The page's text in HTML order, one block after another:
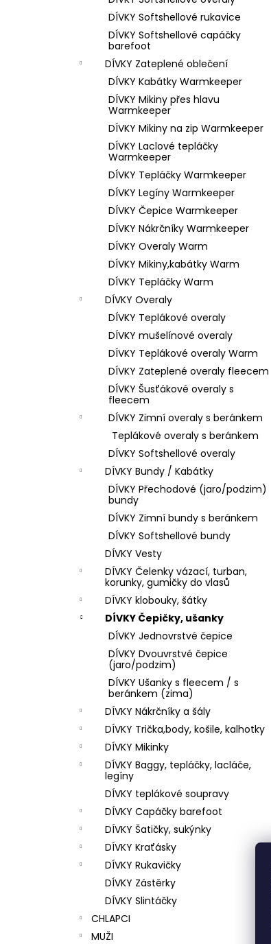
DÍVKY Softshellové rukavice
DÍVKY Softshellové capáčky
barefoot
DÍVKY Zateplené oblečení
DÍVKY Kabátky Warmkeeper
DÍVKY Mikiny přes hlavu
Warmkeeper
DÍVKY Mikiny na zip Warmkeeper
DÍVKY Laclové tepláčky
Warmkeeper
DÍVKY Tepláčky Warmkeeper
DÍVKY Legíny Warmkeeper
DÍVKY Čepice Warmkeeper
DÍVKY Nákrčníky Warmkeeper
DÍVKY Overaly Warm
DÍVKY Mikiny,kabátky Warm
DÍVKY Tepláčky Warm
DÍVKY Overaly
DÍVKY Teplákové overaly
DÍVKY mušelínové overaly
DÍVKY Teplákové overaly Warm
DÍVKY Zateplené overaly fleecem
DÍVKY Šusťákové overaly s
fleecem
DÍVKY Zimní overaly s beránkem
Teplákové overaly s beránkem
DÍVKY Softshellové overaly
DÍVKY Bundy / Kabátky
DÍVKY Přechodové (jaro/podzim)
bundy
DÍVKY Zimní bundy s beránkem
DÍVKY Softshellové bundy
DÍVKY Vesty
DÍVKY Čelenky vázací, turban,
korunky, gumičky do vlasů
DÍVKY klobouky, šátky
DÍVKY Čepičky, ušanky
DÍVKY Jednovrstvé čepice
DÍVKY Dvouvrstvé čepice
(jaro/podzim)
DÍVKY Ušanky s fleecem / s
beránkem (zima)
DÍVKY Nákrčníky a šály
DÍVKY Trička,body, košile, kalhotky
DÍVKY Mikinky
DÍVKY Baggy, tepláčky, lacláče,
legíny
DÍVKY teplákové soupravy
DÍVKY Capáčky barefoot
DÍVKY Šatičky, sukýnky
DÍVKY Kraťásky
DÍVKY Rukavičky
DÍVKY Zástěrky
DÍVKY Slintáčky
CHLAPCI
MUŽI
1 199 Kč